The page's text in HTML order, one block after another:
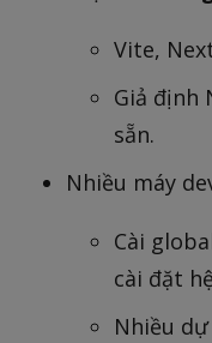
Vite,
Giả định
sẵn.
Nhiều máy
Cài
cài đặt
Nhiều